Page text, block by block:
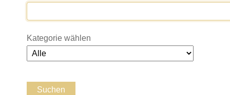
Kategorie wählen